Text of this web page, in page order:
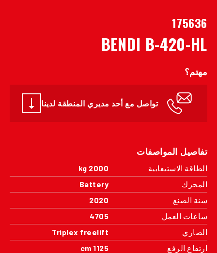
175636
BENDI B-420-HL
مهتم؟
تواصل مع أحد مديري المنطقة لدينا
تفاصيل المواصفات
الطاقة الاستيعابية
2000 kg
المحرك
Battery
سنة الصنع
2020
ساعات العمل
4705
الصاري
Triplex freelift
ارتفاع الرفع
1125 cm